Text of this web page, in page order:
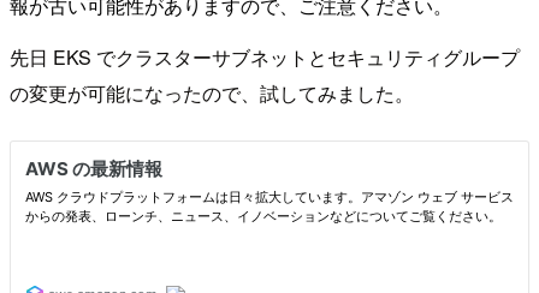
先日 EKS でクラスターサブネットとセキュリティグループ
の変更が可能になったので、試してみました。